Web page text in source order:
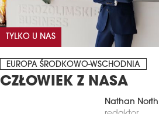
TYLKO U NAS
EUROPA ŚRODKOWO-WSCHODNIA
CZŁOWIEK Z NASA
Nathan North